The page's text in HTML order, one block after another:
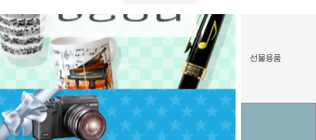
선물용품